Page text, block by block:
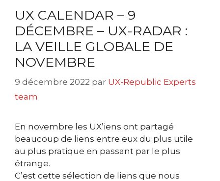
UX CALENDAR – 9
DÉCEMBRE – UX-RADAR :
LA VEILLE GLOBALE DE
NOVEMBRE
9 décembre 2022 par UX-Republic Experts
team
En novembre les UX’iens ont partagé
beaucoup de liens entre eux du plus utile
au plus pratique en passant par le plus
étrange.
C’est cette sélection de liens que nous